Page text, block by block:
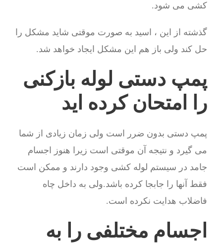
کشی می شود.
گذشته از این ، اسید به صورت موقتی شاید مشکل را
حل کند ولی باز هم این مشکل ایجاد خواهد شد.
پمپ دستی لوله بازکنی
را امتحان کرده اید
پمپ دستی بدون ضرر است ولی زمان زیادی از شما
می گیرد و نتیجه آن موقتی است زیرا هنوز اجسام
جامد در سیستم لوله کشی وجود دارند و ممکن است
فقط آنها را جابجا کرده باشد.ولی به داخل چاه
فاضلاب هدایت نکرده است.
اجسام مختلفی را به